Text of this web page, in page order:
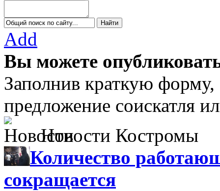
Add
Вы можете
Заполнив краткую
предложение соискатля
Новости Костромы
Количество
сокращается